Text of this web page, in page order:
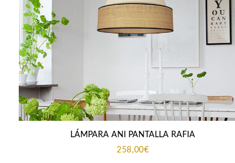
LÁMPARA ANI PANTALLA RAFIA
258,00€